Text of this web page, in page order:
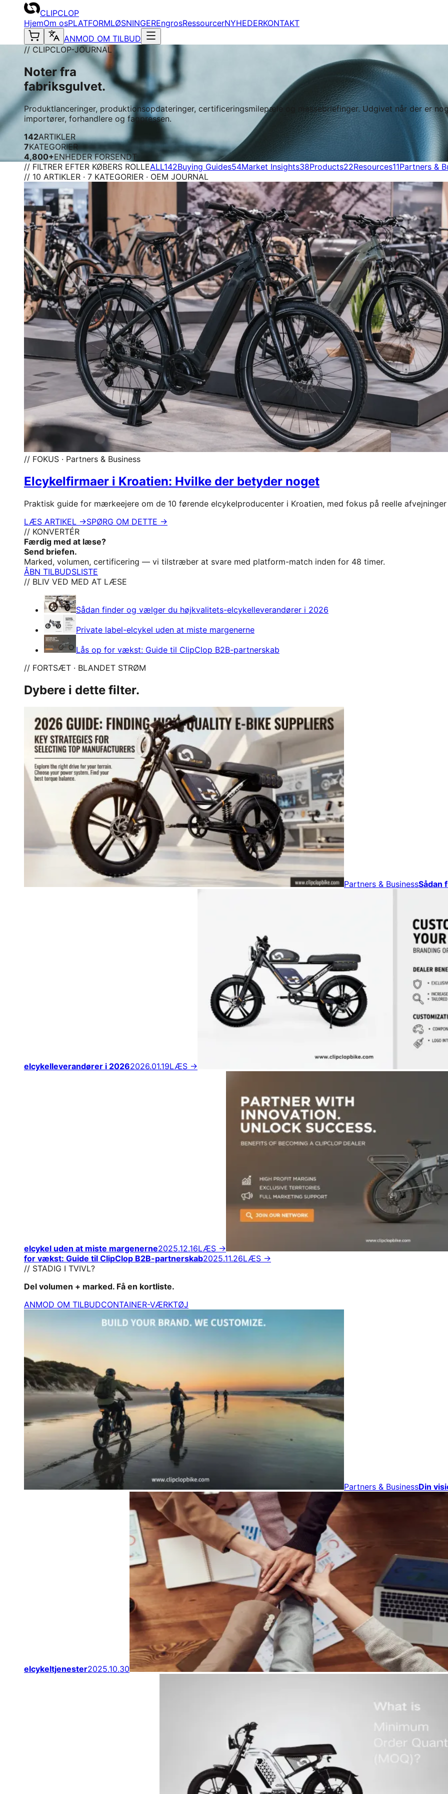
CLIPCLOP
HjemOm osPLATFORMLØSNINGEREngrosRessourcerNYHEDERKONTAKT
ANMOD OM TILBUD
// CLIPCLOP-JOURNAL
Noter fra
fabriksgulvet.
Produktlanceringer, produktionsopdateringer, certificeringsmilepæle og messebriefinger. Udgivet når der er
importører, forhandlere og fagpressen.
142ARTIKLER
7KATEGORIER
4,800+ENHEDER FORSENDT
// FILTRER EFTER KØBERS ROLLEALL142Buying Guides54Market Insights38Products22Resources11Partners &
// 10 ARTIKLER · 7 KATEGORIER · OEM JOURNAL
// FOKUS · Partners & Business
Elcykelfirmaer i Kroatien: Hvilke der betyder noget
Praktisk guide for mærkeejere om de 10 førende elcykelproducenter i Kroatien, med fokus på reelle
LÆS ARTIKEL →SPØRG OM DETTE →
// KONVERTÉR
Færdig med at læse?
Send briefen.
Marked, volumen, certificering — vi tilstræber at svare med platform-match inden for 48 timer.
ÅBN TILBUDSLISTE
// BLIV VED MED AT LÆSE
Sådan finder og vælger du højkvalitets-elcykelleverandører i 2026
Private label-elcykel uden at miste margenerne
Lås op for vækst: Guide til ClipClop B2B-partnerskab
// FORTSÆT · BLANDET STRØM
Dybere i dette filter.
Partners & BusinessSådan
elcykelleverandører i 20262026.01.19LÆS →
elcykel uden at miste margenerne2025.12.16LÆS →
for vækst: Guide til ClipClop B2B-partnerskab2025.11.26LÆS →
// STADIG I TVIVL?
Del volumen + marked. Få en kortliste.
ANMOD OM TILBUDCONTAINER-VÆRKTØJ
Partners & BusinessDin
elcykeltjenester2025.10.30